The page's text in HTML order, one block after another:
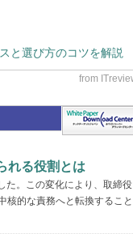
と選び方のコツを解説
れる役割とは
た。この変化により、取締役
核的な責務へと転換すること